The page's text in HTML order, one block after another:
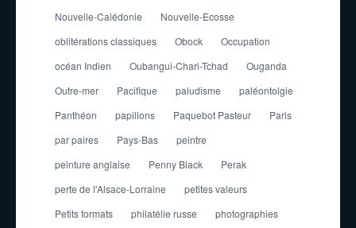
Nouvelle-Calédonie
Nouvelle-Ecosse
oblitérations classiques
Obock
Occupation
océan Indien
Oubangui-Chari-Tchad
Ouganda
Outre-mer
Pacifique paludisme
paléontolgie
Panthéon
papillons Paquebot Pasteur
Paris
par paires
Pays-Bas
peintre
peinture anglaise
Penny Black
Perak
perte de l'Alsace-Lorraine
petites valeurs
Petits formats
philatélie russe
photographies